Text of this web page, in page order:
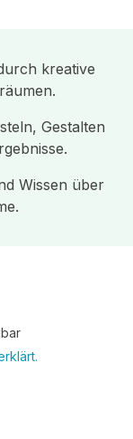
kreative
Gestalten
Wissen über